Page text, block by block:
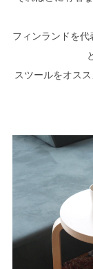
フィンランドを
スツールをオス